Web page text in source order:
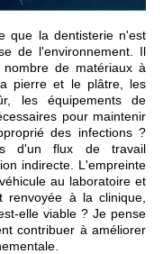
que la dentisterie n'est
de l'environnement. Il
de matériaux à
pierre et le plâtre, les
les équipements de
pour maintenir
des infections ?
d'un flux de travail
indirecte. L'empreinte
au laboratoire et
renvoyée à la clinique,
elle viable ? Je pense
contribuer à améliorer